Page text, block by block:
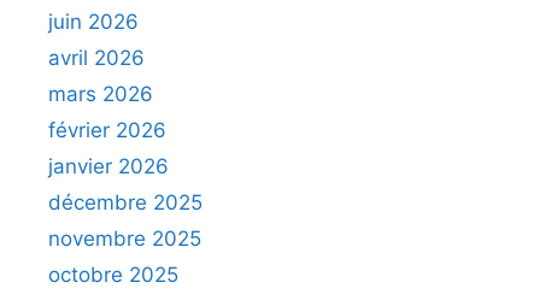
juin 2026
avril 2026
mars 2026
février 2026
janvier 2026
décembre 2025
novembre 2025
octobre 2025